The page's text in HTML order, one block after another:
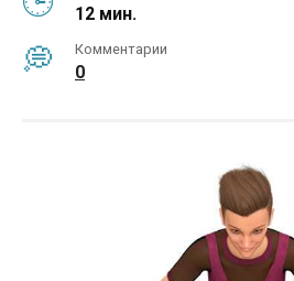
12 мин.
Комментарии
0